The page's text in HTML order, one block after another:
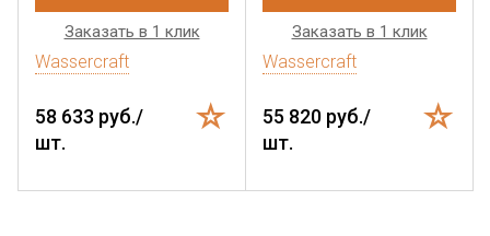
Заказать в 1 клик
Wassercraft
58 633 руб./
шт.
Заказать в 1 клик
Wassercraft
55 820 руб./
шт.